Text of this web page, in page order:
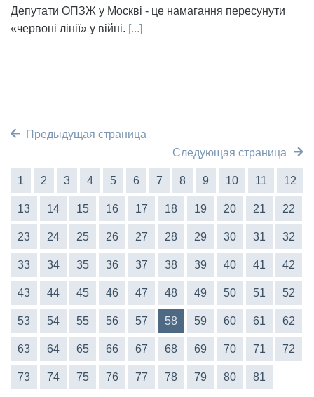
Депутати ОПЗЖ у Москві - це намагання пересунути
«червоні лінії» у війні. [...]
Предыдущая страница
Следующая страница
1 2 3 4 5 6 7 8 9 10 11 12
13 14 15 16 17 18 19 20 21 22
23 24 25 26 27 28 29 30 31 32
33 34 35 36 37 38 39 40 41 42
43 44 45 46 47 48 49 50 51 52
53 54 55 56 57 58 59 60 61 62
63 64 65 66 67 68 69 70 71 72
73 74 75 76 77 78 79 80 81